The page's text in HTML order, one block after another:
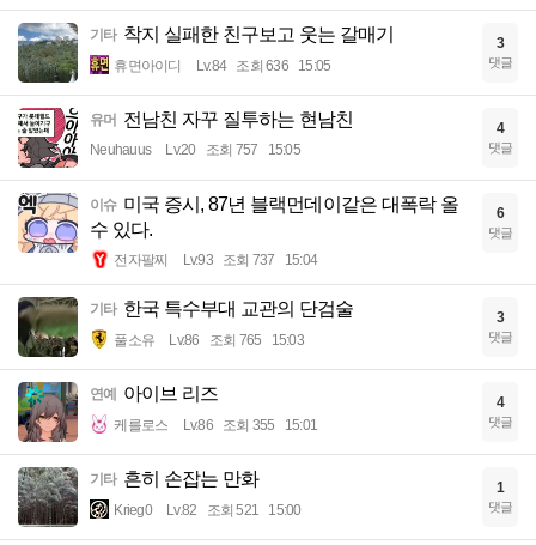
기타 착지 실패한 친구보고 웃는 갈매기
휴면아이디 Lv.84 조회 636 15:05
3
댓글
유머 전남친 자꾸 질투하는 현남친
Neuhauus Lv.20 조회 757 15:05
4
댓글
이슈 미국 증시, 87년 블랙먼데이같은 대폭락 올
수 있다.
전자팔찌 Lv.93 조회 737 15:04
6
댓글
기타 한국 특수부대 교관의 단검술
풀소유 Lv.86 조회 765 15:03
3
댓글
연예 아이브 리즈
케를로스 Lv.86 조회 355 15:01
4
댓글
기타 흔히 손잡는 만화
Krieg0 Lv.82 조회 521 15:00
1
댓글